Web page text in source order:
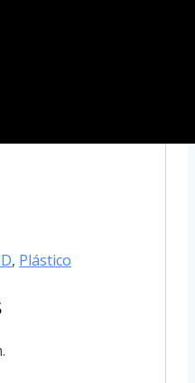
, Plástico